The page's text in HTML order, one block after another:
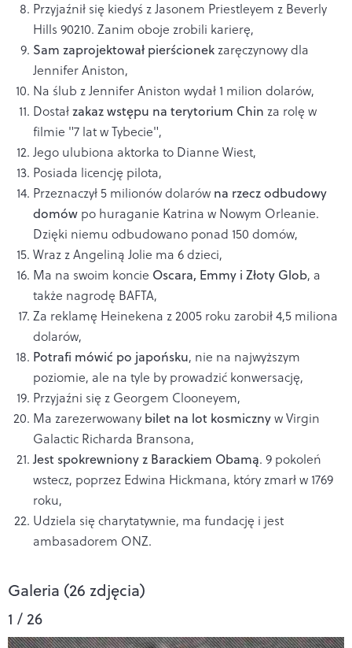
Przyjaźnił się kiedyś z Jasonem Priestleyem z Beverly
Hills 90210. Zanim oboje zrobili karierę,
Sam zaprojektował pierścionekzaręczynowy dla
Jennifer Aniston,
Na ślub z Jennifer Aniston wydał 1 milion dolarów,
Dostałzakaz wstępu na terytorium Chin za rolę w
filmie "7 lat w Tybecie",
Jego ulubiona aktorka to Dianne Wiest,
Posiada licencję pilota,
Przeznaczył 5 milionów dolarów na rzecz odbudowy
domów po huraganie Katrina w Nowym Orleanie.
Dzięki niemu odbudowano ponad 150 domów,
Wraz z Angeliną Jolie ma 6 dzieci,
Ma na swoim koncie Oscara, Emmy i Złoty Glob, a
także nagrodę BAFTA,
Za reklamę Heinekena z 2005 roku zarobił 4,5 miliona
dolarów,
Potrafi mówić po japońsku, nie na najwyższym
poziomie, ale na tyle by prowadzić konwersację,
Przyjaźni się z Georgem Clooneyem,
Ma zarezerwowany bilet na lot kosmicznyw Virgin
Galactic Richarda Bransona,
Jest spokrewniony z Barackiem Obamą. 9 pokoleń
wstecz, poprzez Edwina Hickmana, który zmarł w 1769
roku,
Udziela się charytatywnie, ma fundację i jest
ambasadorem ONZ.
Galeria (26 zdjęcia)
1 / 26